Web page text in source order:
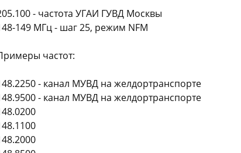
- частота УГАИ ГУВД Москвы
149 МГц - шаг 25, режим NFM
частот:
- канал МУВД на желдортранспорте
- канал МУВД на желдортранспорте